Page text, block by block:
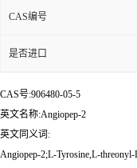
CAS编号
是否进口
CAS号:906480-05-5
英文名称:Angiopep-2
英文同义词:
Angiopep-2;L-Tyrosine,L-